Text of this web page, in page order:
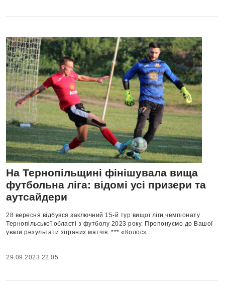
На Тернопільщині фінішувала вища
футбольна ліга: відомі усі призери та
аутсайдери
28 вересня відбувся заключний 15-й тур вищої ліги чемпіонату
Тернопільської області з футболу 2023 року. Пропонуємо до Вашої
уваги результати зіграних матчів. *** «Колос»...
29.09.2023 22:05